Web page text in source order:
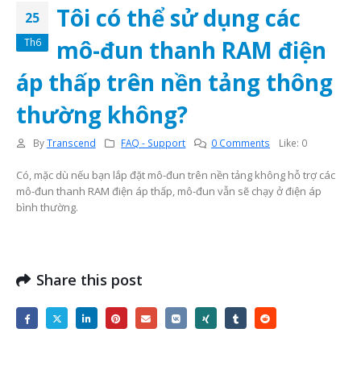
25
Th6
Tôi có thể sử dụng các
mô-đun thanh RAM điện
áp thấp trên nền tảng thông
thường không?
By Transcend FAQ - Support 0 Comments Like: 0
Có, mặc dù nếu bạn lắp đặt mô-đun trên nền tảng không hỗ trợ các
mô-đun thanh RAM điện áp thấp, mô-đun vẫn sẽ chạy ở điện áp
bình thường.
Share this post